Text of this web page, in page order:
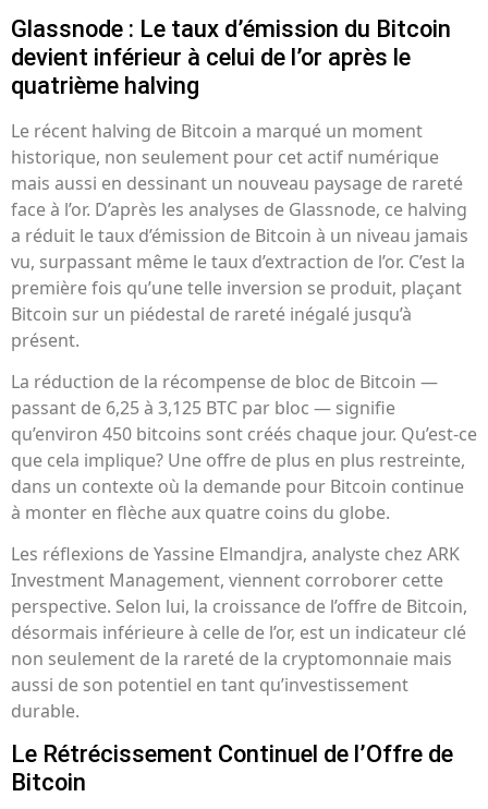
Glassnode : Le taux d’émission du Bitcoin
devient inférieur à celui de l’or après le
quatrième halving
Le récent halving de Bitcoin a marqué un moment
historique, non seulement pour cet actif numérique
mais aussi en dessinant un nouveau paysage de rareté
face à l’or. D’après les analyses de Glassnode, ce halving
a réduit le taux d’émission de Bitcoin à un niveau jamais
vu, surpassant même le taux d’extraction de l’or. C’est la
première fois qu’une telle inversion se produit, plaçant
Bitcoin sur un piédestal de rareté inégalé jusqu’à
présent.
La réduction de la récompense de bloc de Bitcoin —
passant de 6,25 à 3,125 BTC par bloc — signifie
qu’environ 450 bitcoins sont créés chaque jour. Qu’est-ce
que cela implique? Une offre de plus en plus restreinte,
dans un contexte où la demande pour Bitcoin continue
à monter en flèche aux quatre coins du globe.
Les réflexions de Yassine Elmandjra, analyste chez ARK
Investment Management, viennent corroborer cette
perspective. Selon lui, la croissance de l’offre de Bitcoin,
désormais inférieure à celle de l’or, est un indicateur clé
non seulement de la rareté de la cryptomonnaie mais
aussi de son potentiel en tant qu’investissement
durable.
Le Rétrécissement Continuel de l’Offre de
Bitcoin